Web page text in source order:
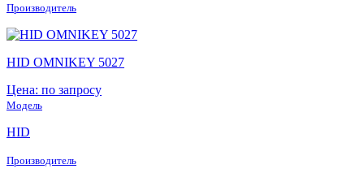
Производитель
HID OMNIKEY 5027
Цена: по запросу
Модель
HID
Производитель